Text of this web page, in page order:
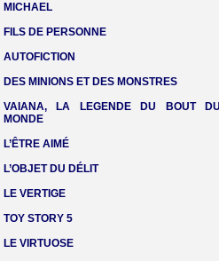
MICHAEL
FILS DE PERSONNE
AUTOFICTION
DES MINIONS ET DES MONSTRES
VAIANA, LA LEGENDE DU BOUT
MONDE
L’ÊTRE AIMÉ
L’OBJET DU DÉLIT
LE VERTIGE
TOY STORY 5
LE VIRTUOSE